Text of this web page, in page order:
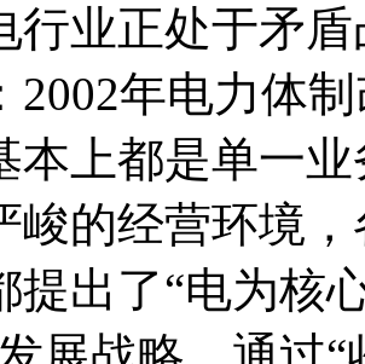
业正处于矛
2002年电力体
本上都是单一
峻的经营环境
提出了“电为核